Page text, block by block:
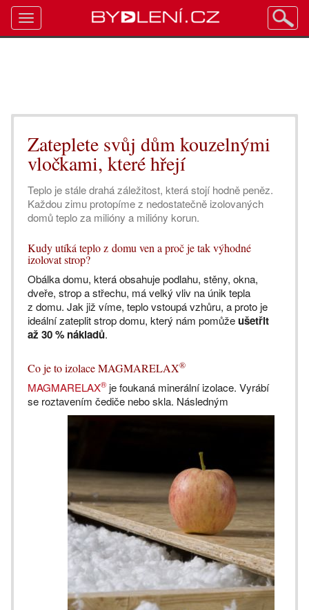
Zateplete svůj dům kouzelnými
vločkami, které hřejí
Teplo je stále drahá záležitost, která stojí hodně peněz.
Každou zimu protopíme z nedostatečně izolovaných
domů teplo za milióny a milióny korun.
Kudy utíká teplo z domu ven a proč je tak výhodné
izolovat strop?
Obálka domu, která obsahuje podlahu, stěny, okna,
dveře, strop a střechu, má velký vliv na únik tepla
z domu. Jak již víme, teplo vstoupá vzhůru, a proto je
ideální zateplit strop domu, který nám pomůžeušetřit
až 30 % nákladů.
Co je to izolace MAGMARELAX®
MAGMARELAX® je foukaná minerální izolace. Vyrábí
se roztavením čediče nebo skla. Následným
Toggle
navigation